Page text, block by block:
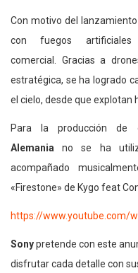
Con motivo del
con fuegos
comercial. Gracias a
estratégica, se ha logrado
el cielo, desde que explotan
Para la producción de
Alemania no se ha
acompañado
«Firestone» de Kygo feat
https://www.youtube.com/
Sonypretende con este
disfrutar cada detalle con